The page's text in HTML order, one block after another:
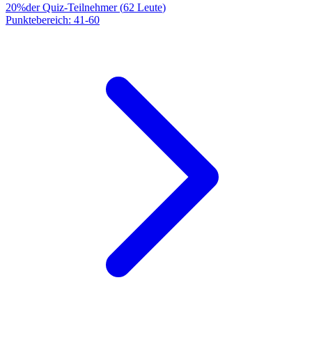
20%der Quiz-Teilnehmer(62 Leute)
Punktebereich: 41-60